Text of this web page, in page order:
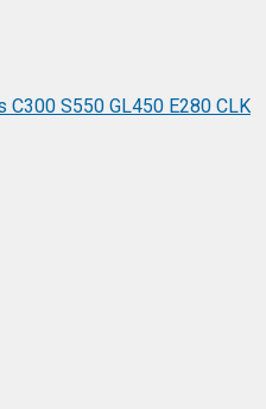
S550 GL450 E280 CLK